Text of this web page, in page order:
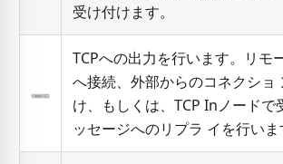
受け付けます。
TCPへの出力を行います。リモ
へ接続、外部からのコネクショ
け、もしくは、TCP Inノードで
ッセージへのリプラ イを行いま